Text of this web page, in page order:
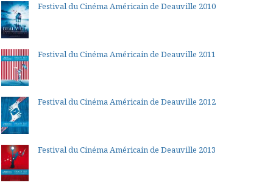
Festival du Cinéma Américain de Deauville 2010
Festival du Cinéma Américain de Deauville 2011
Festival du Cinéma Américain de Deauville 2012
Festival du Cinéma Américain de Deauville 2013